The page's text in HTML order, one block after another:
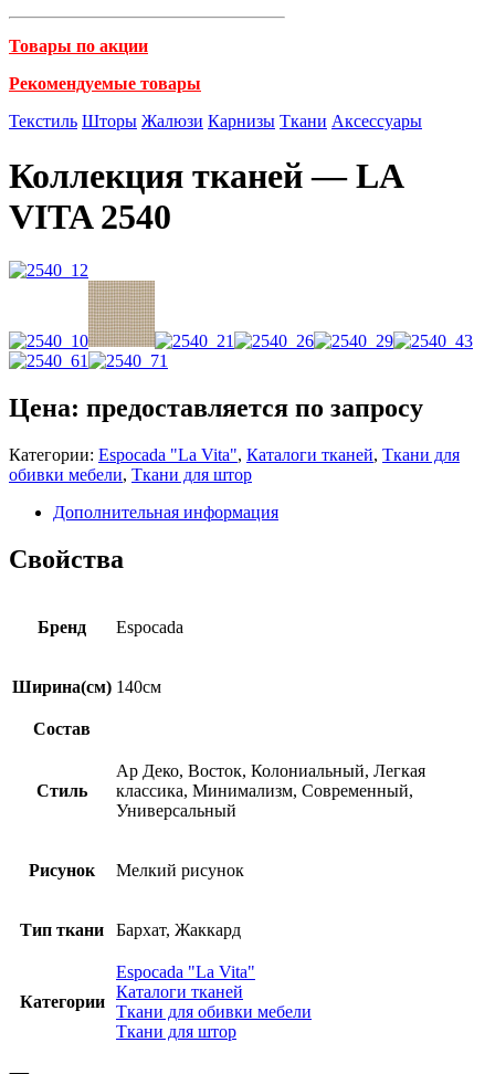
Товары по акции
Рекомендуемые товары
Текстиль Шторы Жалюзи Карнизы Ткани Аксессуары
Коллекция тканей — LA
VITA 2540
Цена: предоставляется по запросу
Категории: Espocada "La Vita", Каталоги тканей, Ткани для
обивки мебели, Ткани для штор
Дополнительная информация
Свойства
Бренд Espocada
Ширина(см) 140см
Состав
Стиль
Ар Деко, Восток, Колониальный, Легкая
классика, Минимализм, Современный,
Универсальный
Рисунок Мелкий рисунок
Тип ткани Бархат, Жаккард
Категории
Espocada "La Vita"
Каталоги тканей
Ткани для обивки мебели
Ткани для штор